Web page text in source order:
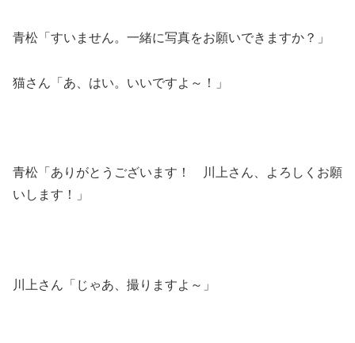
青松「すいません。一緒に写真をお願いできますか？」
猫さん「あ、はい。いいですよ～！」
青松「ありがとうございます！ 川上さん、よろしくお願
いします！」
川上さん「じゃあ、撮りますよ～」